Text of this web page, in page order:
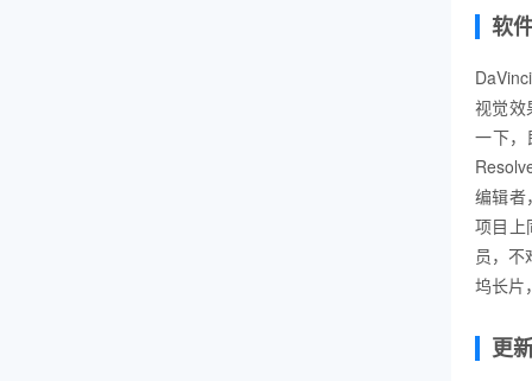
软
视觉效
一下，
编辑者
项目上
员，
坞长片
更